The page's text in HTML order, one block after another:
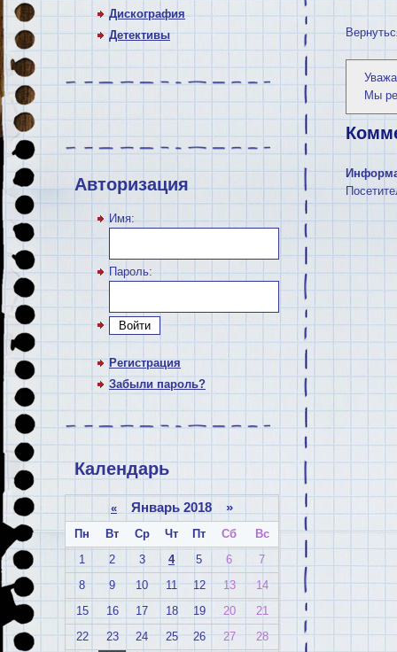
Дискография
Детективы
Авторизация
Имя:
Пароль:
Войти
Регистрация
Забыли пароль?
Календарь
« Январь 2018 »
Пн Вт Ср Чт Пт Сб
Вс
1
2 3 4 5 6
7
8
9 10 11 12 13
14
15
16 17 18 19 20
21
22
23 24 25 26 27
28
Мы